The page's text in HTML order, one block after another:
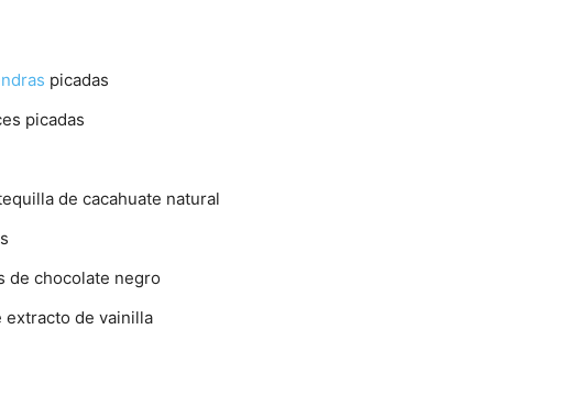
picadas
picadas
de cacahuate natural
de chocolate negro
extracto de vainilla